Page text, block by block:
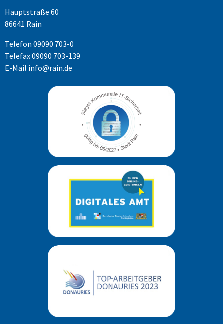
Hauptstraße 60
86641 Rain
Telefon 09090 703-0
Telefax 09090 703-139
E-Mail info@rain.de